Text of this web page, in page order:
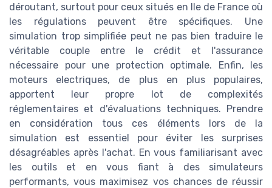
déroutant, surtout pour ceux situés en Ile de France où
les régulations peuvent être spécifiques. Une
simulation trop simplifiée peut ne pas bien traduire le
véritable couple entre le crédit et l'assurance
nécessaire pour une protection optimale. Enfin, les
moteurs electriques, de plus en plus populaires,
apportent leur propre lot de complexités
réglementaires et d'évaluations techniques. Prendre
en considération tous ces éléments lors de la
simulation est essentiel pour éviter les surprises
désagréables après l'achat. En vous familiarisant avec
les outils et en vous fiant à des simulateurs
performants, vous maximisez vos chances de réussir